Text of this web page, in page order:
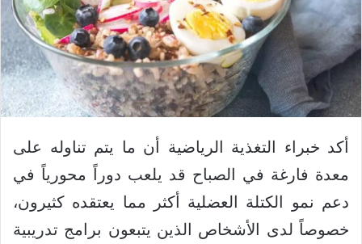
أكد خبراء التغذية الرياضية أن ما يتم تناوله على
معدة فارغة في الصباح قد يلعب دوراً محورياً في
دعم نمو الكتلة العضلية أكثر مما يعتقده كثيرون،
خصوصاً لدى الأشخاص الذين يتبعون برامج تدريبية